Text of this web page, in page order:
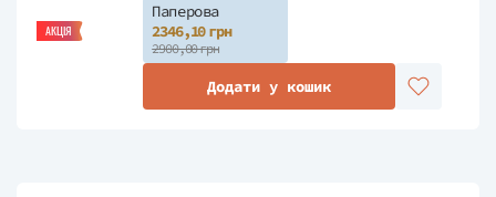
АКЦІЯ
Паперова
2346,10 грн
2900,00 грн
Додати у кошик